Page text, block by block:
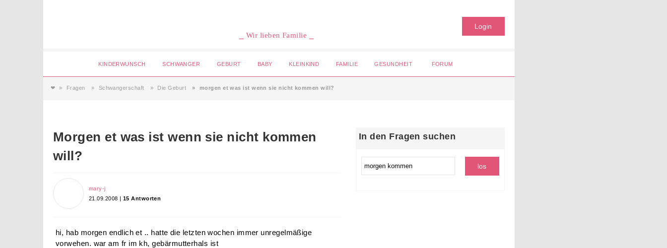
⎯ Wir lieben Familie ⎯
Login
KINDERWUNSCH SCHWANGER GEBURT BABY KLEINKIND FAMILIE GESUNDHEIT FORUM
❤ Fragen Schwangerschaft Die Geburt morgen et was ist wenn sie nicht kommen will?
Morgen et was ist wenn sie nicht kommen
will?
mary-j
21.09.2008 | 15 Antworten
hi, hab morgen endlich et .. hatte die letzten wochen immer unregelmäßige
vorwehen. war am fr im kh, gebärmutterhals ist
In den Fragen suchen
AGB & Impressum